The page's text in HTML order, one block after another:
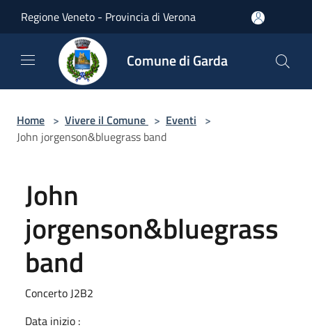
Regione Veneto - Provincia di Verona
Comune di Garda
Home > Vivere il Comune > Eventi >
John jorgenson&bluegrass band
John
jorgenson&bluegrass
band
Concerto J2B2
Data inizio :